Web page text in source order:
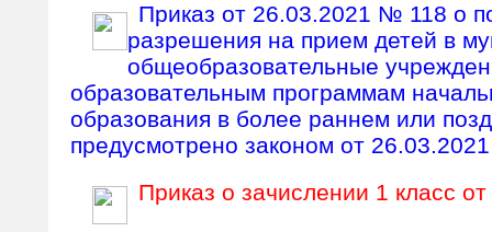
Приказ от 26.03.2021 № 118 о
разрешения на прием детей в
общеобразовательные
образовательным программам
образования в более раннем или
предусмотрено законом от
Приказ о зачислении 1 класс